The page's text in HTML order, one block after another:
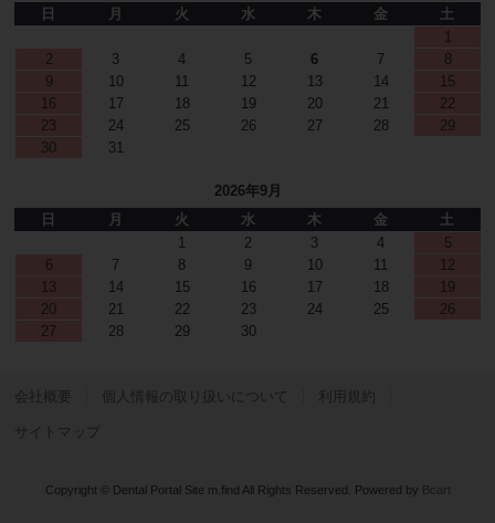
日
月 火 水 木 金
土
1
2
3 4 5 6 7
8
9
10 11 12 13 14
15
16
17 18 19 20 21
22
23
24 25 26 27 28
29
30
31
2026年9月
日
月 火 水 木 金
土
1
2 3 4
5
6
7 8 9 10 11
12
13
14 15 16 17 18
19
20
21 22 23 24 25
26
27
28 29 30
会社概要 個人情報の取り扱いについて 利用規約
サイトマップ
Copyright © Dental Portal Site m.find All Rights Reserved. Powered by Bcart